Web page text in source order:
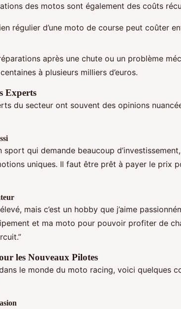
des motos sont également des coûts
régulier d’une moto de course peut coûter
après une chute ou un problème
à plusieurs milliers d’euros.
Experts
du secteur ont souvent des opinions
qui demande beaucoup d’investissement,
uniques. Il faut être prêt à payer le prix
mais c’est un hobby que j’aime
et ma moto pour pouvoir profiter de
les Nouveaux Pilotes
le monde du moto racing, voici quelques